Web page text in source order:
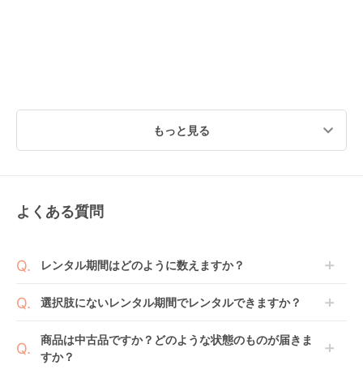
もっと見る
よくある質問
レンタル期間はどのように数えますか？
開始日1日目となります。
日までに配送業者（佐川急便）に商品の引渡しとなり
ます。
選択肢にないレンタル期間でレンタルできますか？
間の利用が可能です。
例えば4ヶ月の場合、3ヶ月レンタル＋1ヶ月延長とし
商品は中古品ですか？どのような状態のものが届きま
すか？